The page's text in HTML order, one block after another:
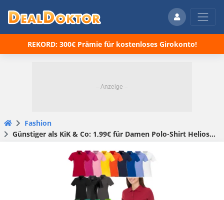
REKORD: 300€ Prämie für kostenloses Girokonto!
Fashion
Günstiger als KiK & Co: 1,99€ für Damen Polo-Shirt Helios von ELEVATE 👉 direkt 15 Stück für 30€ und ohne Versandkosten